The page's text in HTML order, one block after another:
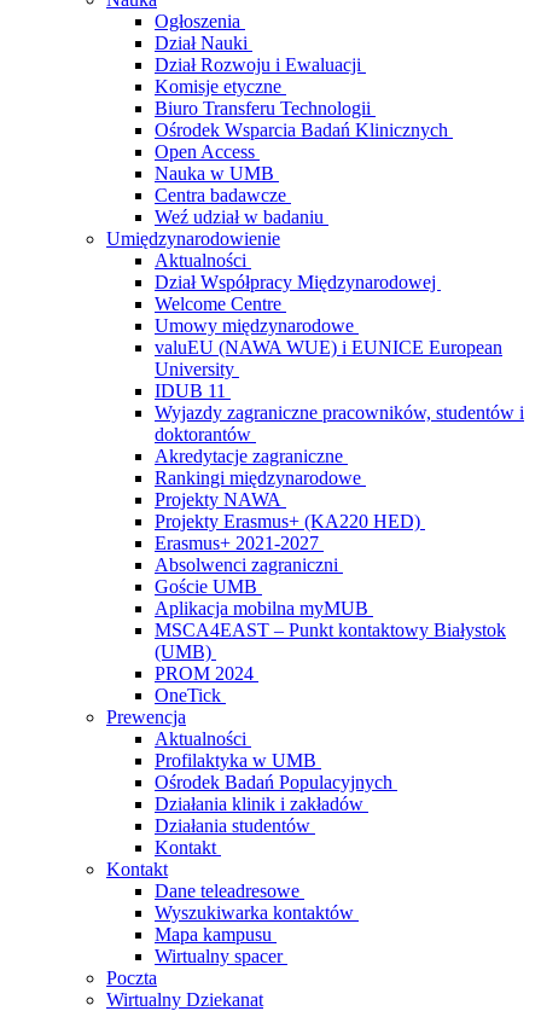
Ogłoszenia
Dział Nauki
Dział Rozwoju i Ewaluacji
Komisje etyczne
Biuro Transferu Technologii
Ośrodek Wsparcia Badań Klinicznych
Open Access
Nauka w UMB
Centra badawcze
Weź udział w badaniu
Umiędzynarodowienie
Aktualności
Dział Współpracy Międzynarodowej
Welcome Centre
Umowy międzynarodowe
valuEU (NAWA WUE) i EUNICE European
University
IDUB 11
Wyjazdy zagraniczne pracowników, studentów i
doktorantów
Akredytacje zagraniczne
Rankingi międzynarodowe
Projekty NAWA
Projekty Erasmus+ (KA220 HED)
Erasmus+ 2021-2027
Absolwenci zagraniczni
Goście UMB
Aplikacja mobilna myMUB
MSCA4EAST – Punkt kontaktowy Białystok
(UMB)
PROM 2024
OneTick
Prewencja
Aktualności
Profilaktyka w UMB
Ośrodek Badań Populacyjnych
Działania klinik i zakładów
Działania studentów
Kontakt
Kontakt
Dane teleadresowe
Wyszukiwarka kontaktów
Mapa kampusu
Wirtualny spacer
Poczta
Wirtualny Dziekanat